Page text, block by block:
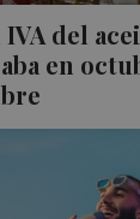
del
en